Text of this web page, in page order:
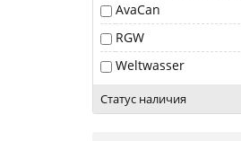
AvaCan
RGW
Weltwasser
Статус наличия